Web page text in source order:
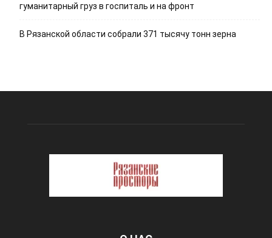
гуманитарный груз в госпиталь и на фронт
В Рязанской области собрали 371 тысячу тонн зерна